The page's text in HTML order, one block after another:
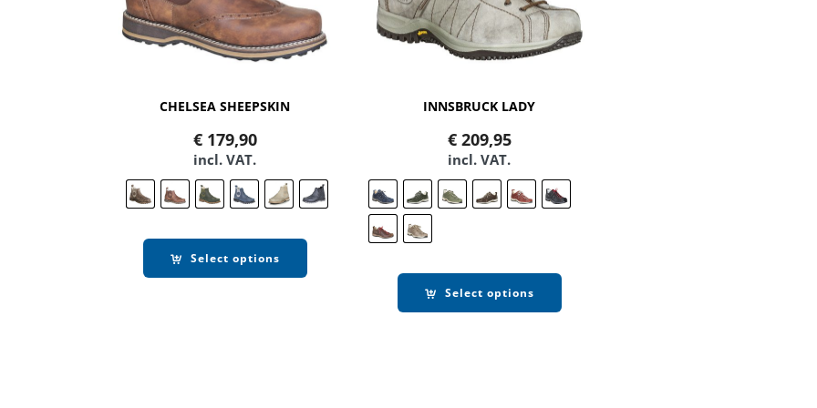
CHELSEA SHEEPSKIN
€179,90
incl. VAT.
Select options
INNSBRUCK LADY
€209,95
incl. VAT.
Select options